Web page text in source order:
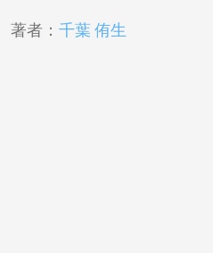
著者： 千葉 侑生